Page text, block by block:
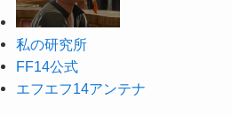
私の研究所
FF14公式
エフエフ14アンテナ